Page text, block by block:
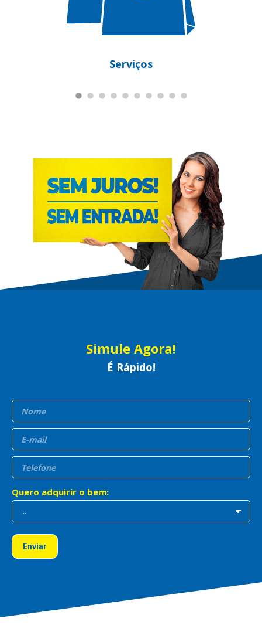
Serviços
Simule Agora!
É Rápido!
É BB Consórcios!
Quero adquirir o bem: